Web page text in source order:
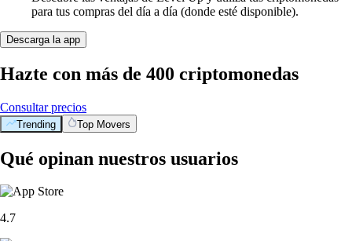
para tus compras del día a día (donde esté disponible).
Descarga la app
Hazte con más de 400 criptomonedas
Consultar precios
Trending Top Movers
Qué opinan nuestros usuarios
4.7